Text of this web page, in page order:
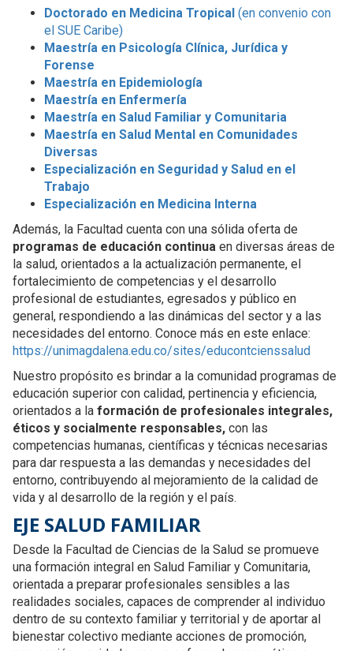
Doctorado en Medicina Tropical (en convenio con
el SUE Caribe)
Maestría en Psicología Clínica, Jurídica y
Forense
Maestría en Epidemiología
Maestría en Enfermería
Maestría en Salud Familiar y Comunitaria
Maestría en Salud Mental en Comunidades
Diversas
Especialización en Seguridad y Salud en el
Trabajo
Especialización en Medicina Interna
Además, la Facultad cuenta con una sólida oferta de
programas de educación continua en diversas áreas de
la salud, orientados a la actualización permanente, el
fortalecimiento de competencias y el desarrollo
profesional de estudiantes, egresados y público en
general, respondiendo a las dinámicas del sector y a las
necesidades del entorno. Conoce más en este enlace:
https://unimagdalena.edu.co/sites/educontcienssalud
Nuestro propósito es brindar a la comunidad programas de
educación superior con calidad, pertinencia y eficiencia,
orientados a la formación de profesionales integrales,
éticos y socialmente responsables, con las
competencias humanas, científicas y técnicas necesarias
para dar respuesta a las demandas y necesidades del
entorno, contribuyendo al mejoramiento de la calidad de
vida y al desarrollo de la región y el país.
EJE SALUD FAMILIAR
Desde la Facultad de Ciencias de la Salud se promueve
una formación integral en Salud Familiar y Comunitaria,
orientada a preparar profesionales sensibles a las
realidades sociales, capaces de comprender al individuo
dentro de su contexto familiar y territorial y de aportar al
bienestar colectivo mediante acciones de promoción,